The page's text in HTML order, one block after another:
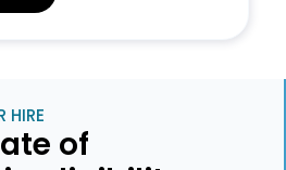
HIRE
of